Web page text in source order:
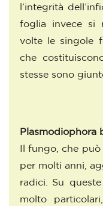
l’integrità
foglia invece si
volte le singole
che
stesse sono
Plasmodiophora
Il fungo, che può
per molti anni,
radici. Su
molto